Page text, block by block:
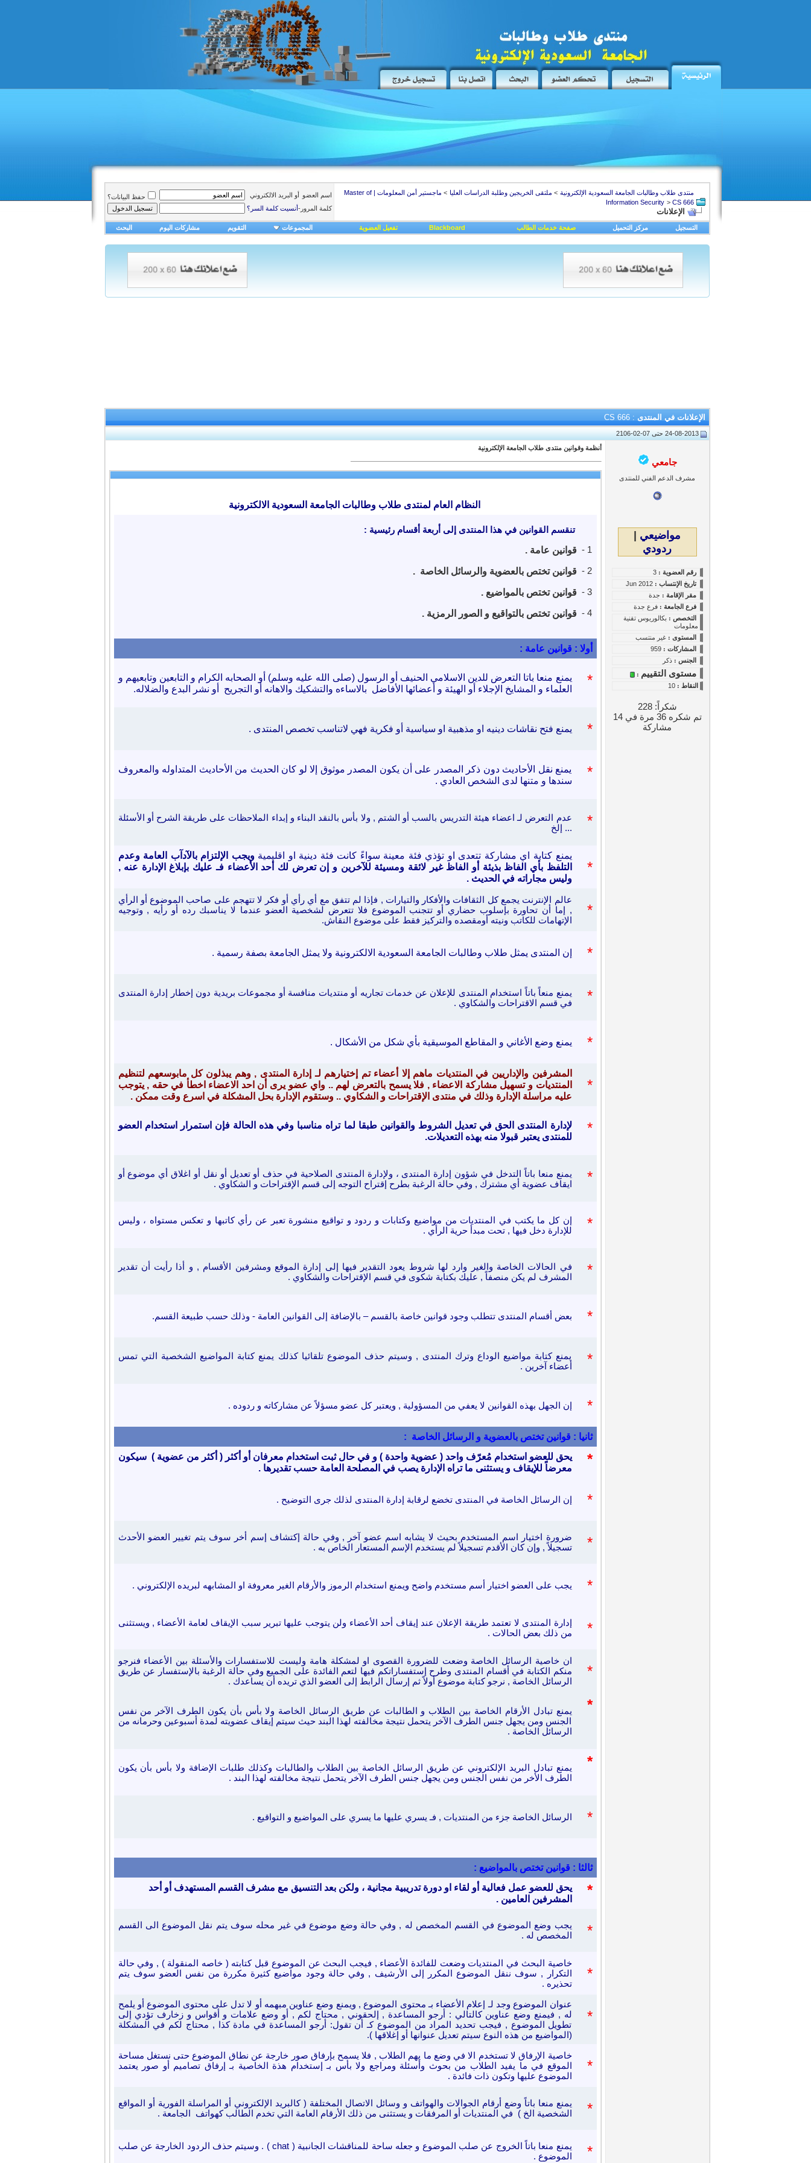
منتدى طلاب وطالبات الجامعة السعودية الإلكترونية > ملتقى الخريجين وطلبة الدراسات العليا >
ماجستير أمن المعلومات | Master of
Information Security > CS 666
الإعلانات
اسم العضو أو البريد الالكتروني
حفظ البيانات؟
كلمة المرور-أنسيت كلمة السر؟
التسجيل مركز التحميل صفحة خدمات الطالب Blackboard تفعيل العضوية المجموعات التقويم مشاركات اليوم البحث
الإعلانات في المنتدى :
CS 666
24-08-2013 حتى 07-02-2106
جامعي
مشرف الدعم الفني للمنتدى
مواضيعي |
ردودي
رقم العضوية :3
تاريخ الإنتساب :
Jun 2012
مقر الإقامة : جدة
فرع الجامعة :فرع جدة
التخصص : بكالوريوس تقنية
معلومات
المستوى :غير منتسب
المشاركات :959
الجنس :ذكر
مستوى التقييم :
النقاط :
10
شكراً: 228
تم شكره 36 مرة في 14
مشاركة
أنظمة وقوانين منتدى طلاب الجامعة الإلكترونية
النظام العام لمنتدى طلاب وطالبات الجامعة السعودية الالكترونية
تنقسم القوانين في هذا المنتدى إلى أربعة أقسام رئيسية :
1 - قوانين عامة .
2 - قوانين تختص بالعضوية والرسائل الخاصة .
3 - قوانين تختص بالمواضيع .
4 - قوانين تختص بالتواقيع و الصور الرمزية .
أولا : قوانين عامة :
* يمنع منعا باتا التعرض للدين الاسلامي الحنيف أو الرسول (صلى الله عليه وسلم) أو الصحابه الكرام و التابعين وتابعيهم و
العلماء و المشايخ الإجلاء أو الهيئة و أعضائها الأفاضل بالاساءه والتشكيك والاهانه أو التجريح أو نشر البدع والضلاله.
* يمنع فتح نقاشات دينيه او مذهبية او سياسية أو فكرية فهي لاتناسب تخصص المنتدى .
*
يمنع نقل الأحاديث دون ذكر المصدر على أن يكون المصدر موثوق إلا لو كان الحديث من الأحاديث المتداوله والمعروف
سندها و متنها لدى الشخص العادي .
*
عدم التعرض لـ اعضاء هيئة التدريس بالسب أو الشتم , ولا بأس بالنقد البناء و إبداء الملاحظات على طريقة الشرح أو الأسئلة
... إلخ
*
يمنع كتابة اي مشاركة تتعدى او تؤذي فئة معينة سواءً كانت فئة دينية او اقليمية ويجب الإلتزام بالآدآب العامة وعدم
التلفظ بأي الفاظ بذيئة أو الفاظ غير لائقة ومسيئة للآخرينو إن تعرض لك أحد الأعضاء فـ عليك بإبلاغ الإدارة عنه ,
وليس مجاراته في الحديث .
*
عالم الإنترنت يجمع كل الثقافات والأفكار والتيارات , فإذا لم تتفق مع أي رأي أو فكر لا تتهجم على صاحب
الموضوع أو الرأي
, إما أن تحاورة بإسلوب حضاري أو تتجنب الموضوع فلا تتعرض لشخصية العضو عندما لا يناسبك رده أو رأيه , وتوجيه
الإتهامات للكاتب ونيته أومقصده والتركيز فقط على موضوع النقاش.
* إن المنتدى يمثل طلاب وطالبات الجامعة السعودية الالكترونية ولا يمثل الجامعة بصفة رسمية .
* يمنع منعاً باتاً استخدام المنتدى للإعلان عن خدمات تجاريه
أو منتديات منافسة أو مجموعات بريدية دون إخطار إدارة المنتدى
في قسم الاقتراحات والشكاوي .
* يمنع وضع الأغاني و المقاطع الموسيقية بأي شكل من الأشكال .
*
المشرفين والإداريين في المنتديات ماهم إلا أعضاء تم إختيارهم لـ إدارة المنتدى , وهم يبذلون كل مابوسعهم لتنظيم
المنتديات و تسهيل مشاركة الاعضاء , فلا يسمح بالتعرض لهم .. واي عضو يرى أن احد الاعضاء اخطأ في حقه , يتوجب
عليه مراسلة الإدارة وذلك في منتدى الإقتراحات و الشكاوي .. وستقوم الإدارة بحل المشكلة في اسرع وقت ممكن .
*
لإدارة المنتدى الحق في تعديل الشروط والقوانين طبقا لما تراه مناسبا وفي هذه الحالة فإن استمرار استخدام العضو
للمنتدى يعتبر قبولا منه بهذه التعديلات.
* يمنع منعا باتاً التدخل في شؤون إدارة المنتدى ، ولإدارة المنتدى الصلاحية في حذف أو تعديل أو نقل أو اغلاق أي موضوع أو
ايقاف عضوية أي مشترك , وفي حالة الرغبة بطرح إقتراح التوجه إلى قسم الإقتراحات و الشكاوي .
* إن كل ما يكتب في المنتديات من مواضيع وكتابات و ردود و تواقيع منشورة تعبر عن رأي كاتبها و تعكس مستواه ، وليس
للإدارة دخل فيها , تحت مبدأ حرية الرأي .
* في الحالات الخاصة والغير وارد لها شروط يعود التقدير فيها إلى إدارة الموقع ومشرفين الأقسام , و أذا رأيت أن تقدير
المشرف لم يكن منصفاً , عليك بكتابة شكوى في قسم الإقتراحات والشكاوي .
* بعض أقسام المنتدى تتطلب وجود قوانين خاصة بالقسم – بالإضافة إلى القوانين العامة - وذلك حسب طبيعة القسم.
*
يمنع كتابة مواضيع الوداع وترك المنتدى , وسيتم حذف الموضوع تلقائيا كذلك يمنع كتابة المواضيع الشخصية التي تمس
أعضاء آخرين .
* إن الجهل بهذه القوانين لا يعفي من المسؤولية , ويعتبر كل عضو مسؤلاً عن مشاركاته و ردوده .
ثانيا : قوانين تختص بالعضوية و الرسائل الخاصة :
*
يحق للعضو استخدام مُعرّف واحد ( عضوية واحدة ) و في حال ثبت استخدام معرفان أو أكثر ( أكثر من عضوية ) سيكون
معرضاً للإيقاف و يستثنى ما تراه الإدارة يصب في المصلحة العامة حسب تقديرها .
* إن الرسائل الخاصة في المنتدى تخضع لرقابة إدارة المنتدى لذلك جرى التوضيح .
* ضرورة اختيار اسم المستخدم بحيث لا يشابه اسم عضو آخر , وفي حالة إكتشاف إسم أخر سوف يتم تغيير العضو الأحدث
تسجيلاً , وإن كان الأقدم تسجيلاً لم يستخدم الإسم المستعار الخاص به .
* يجب على العضو اختيار أسم مستخدم واضح ويمنع استخدام الرموز والأرقام الغير معروفة او المشابهه لبريده الإلكتروني .
* إدارة المنتدى لا تعتمد طريقة الإعلان عند إيقاف أحد الأعضاء ولن يتوجب عليها تبرير سبب الإيقاف لعامة الأعضاء , ويستثنى
من ذلك بعض الحالات .
*
ان خاصية الرسائل الخاصة وضعت للضرورة القصوى او لمشكلة هامة وليست للاستفسارات والأسئلة بين الأعضاء فنرجو
منكم الكتابة في أقسام المنتدى وطرح إستفساراتكم فيها لتعم الفائدة على الجميع وفي حالة الرغبة بالإستفسار عن طريق
الرسائل الخاصة , نرجو كتابة موضوع أولاً ثم إرسال الرابط إلى العضو الذي تريده أن يساعدك .
* يمنع تبادل الأرقام الخاصة بين الطلاب و الطالبات عن طريق الرسائل الخاصة ولا بأس بأن يكون الطرف الآخر من نفس
الجنس ومن يجهل جنس الطرف الآخر يتحمل نتيجة مخالفته لهذا البند حيث سيتم إيقاف عضويته لمدة أسبوعين وحرمانه من
الرسائل
الخاصة .
* يمنع تبادل البريد الإلكتروني عن طريق الرسائل الخاصة بين الطلاب والطالبات وكذلك طلبات الإضافة ولا بأس بأن يكون
الطرف الأخر من نفس الجنس ومن يجهل جنس الطرف الآخر يتحمل نتيجة مخالفته لهذا البند .
* الرسائل الخاصة جزء من المنتديات , فـ يسري عليها ما يسري على المواضيع و التواقيع .
ثالثا : قوانين تختص بالمواضيع :
*
يحق للعضو عمل فعالية أو لقاء او دورة تدريبية مجانية ، ولكن بعد التنسيق مع مشرف القسم المستهدف أو أحد
المشرفين العامين .
* يجب وضع الموضوع في القسم المخصص له , وفي حالة وضع موضوع في غير محله سوف يتم نقل الموضوع الى
القسم
المخصص له .
*
خاصية البحث في المنتديات وضعت للفائدة الأعضاء , فيجب البحث عن الموضوع قبل كتابته ( خاصه المنقولة ) , وفي حالة
التكرار , سوف ننقل الموضوع المكرر إلى الأرشيف , وفي حالة وجود مواضيع كثيرة مكررة من نفس العضو سوف يتم
تحذيره .
*
عنوان الموضوع وجد لـ إعلام الأعضاء بـ محتوى الموضوع , ويمنع وضع عناوين مبهمه أو لا تدل على محتوى الموضوع
أو يلمح
له , فيمنع وضع عناوين كالتالي : أرجو المساعدة , إلحقوني , محتاج لكم , أو وضع علامات و أقواس و زخارف تؤدي إلى
تطويل الموضوع , فيجب تحديد المراد من الموضوع كـ أن تقول: أرجو المساعدة في مادة كذا , محتاج لكم في المشكلة
(المواضيع من هذه النوع سيتم تعديل عنوانها أو إغلاقها ).
*
خاصية الإرفاق لا تستخدم الا في وضع ما يهم الطلاب , فلا يسمح بإرفاق صور خارجة عن نطاق الموضوع حتى نستغل مساحة
الموقع في ما يفيد الطلاب من بحوث وأسئلة ومراجع ولا بأس بـ إستخدام هذة الخاصية بـ إرفاق تصاميم أو صور يعتمد
الموضوع عليها وتكون ذات فائدة .
*
يمنع منعا باتاً وضع أرقام الجوالات والهواتف و وسائل الاتصال المختلفة ( كالبريد الإلكتروني أو المراسلة الفورية أو المواقع
الشخصية الخ ) في
المنتديات و المرفقات و يستثنى من ذلك الأرقام العامة التي تخدم الطالب كهواتف الجامعة .
*
يمنع منعا باتاً الخروج عن صلب الموضوع و جعله ساحة للمناقشات الجانبية ( chat ) . وسيتم حذف الردود الخارجة عن صلب
الموضوع .